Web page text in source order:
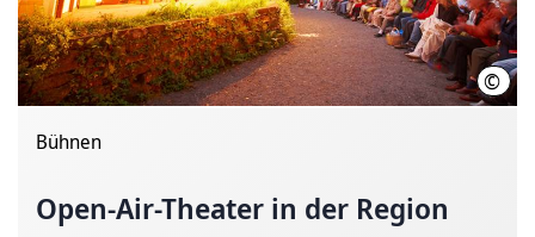
©
Bühnen
Open-Air-Theater in der Region